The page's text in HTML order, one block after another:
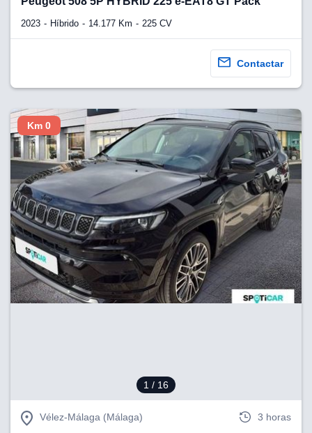
2023 Híbrido 14.177 Km 225 CV
Contactar
1 / 16
Km 0
Vélez-Málaga (Málaga) 3 horas